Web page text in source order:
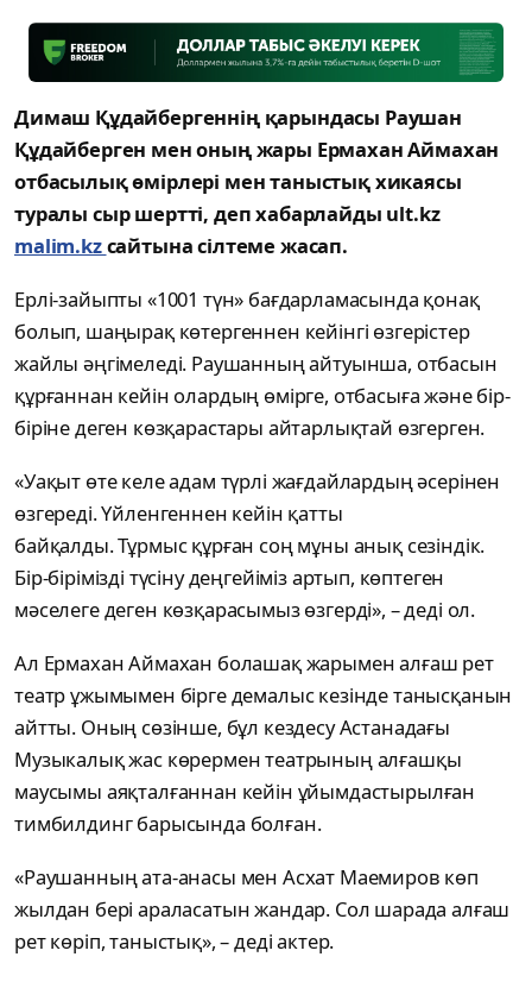
Димаш Құдайбергеннің қарындасы Раушан
Құдайберген мен оның жары Ермахан Аймахан
отбасылық өмірлері мен таныстық хикаясы
туралы сыр шертті, деп хабарлайды ult.kz
malim.kzсайтына сілтеме жасап.
Ерлі-зайыпты «1001 түн» бағдарламасында қонақ
болып, шаңырақ көтергеннен кейінгі өзгерістер
жайлы әңгімеледі. Раушанның айтуынша, отбасын
құрғаннан кейін олардың өмірге, отбасыға және бір-
біріне деген көзқарастары айтарлықтай өзгерген.
«Уақыт өте келе адам түрлі жағдайлардың әсерінен
өзгереді. Үйленгеннен кейін қатты
байқалды. Тұрмыс құрған соң мұны анық сезіндік.
Бір-бірімізді түсіну деңгейіміз артып, көптеген
мәселеге деген көзқарасымыз өзгерді», – деді ол.
Ал Ермахан Аймахан болашақ жарымен алғаш рет
театр ұжымымен бірге демалыс кезінде танысқанын
айтты. Оның сөзінше, бұл кездесу Астанадағы
Музыкалық жас көрермен театрының алғашқы
маусымы аяқталғаннан кейін ұйымдастырылған
тимбилдинг барысында болған.
«Раушанның ата-анасы мен Асхат Маемиров көп
жылдан бері араласатын жандар. Сол шарада алғаш
рет көріп, таныстық», – деді актер.